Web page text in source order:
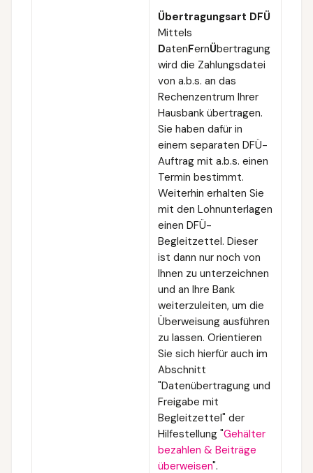
Übertragungsart DFÜ
Mittels
DatenFernÜbertragung
wird die Zahlungsdatei
von a.b.s. an das
Rechenzentrum Ihrer
Hausbank übertragen.
Sie haben dafür in
einem separaten DFÜ-
Auftrag mit a.b.s. einen
Termin bestimmt.
Weiterhin erhalten Sie
mit den Lohnunterlagen
einen DFÜ-
Begleitzettel. Dieser
ist dann nur noch von
Ihnen zu unterzeichnen
und an Ihre Bank
weiterzuleiten, um die
Überweisung ausführen
zu lassen. Orientieren
Sie sich hierfür auch im
Abschnitt
"Datenübertragung und
Freigabe mit
Begleitzettel" der
Hilfestellung "Gehälter
bezahlen & Beiträge
überweisen".